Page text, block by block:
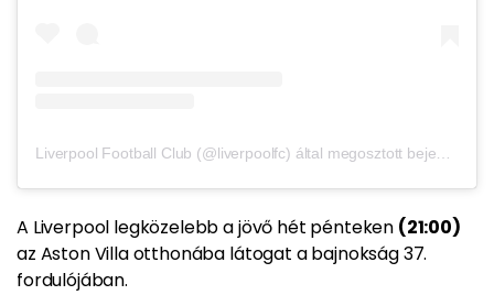
Liverpool Football Club (@liverpoolfc) által megosztott bejegyzés
A Liverpool legközelebb a jövő hét pénteken (21:00)
az Aston Villa otthonába látogat a bajnokság 37.
fordulójában.